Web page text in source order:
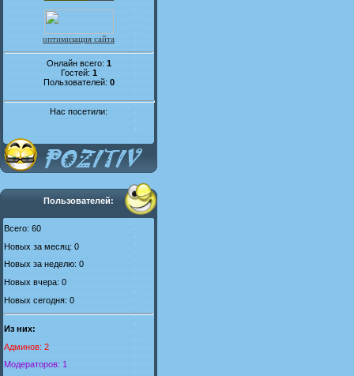
оптимизация сайта
Онлайн всего: 1
Гостей: 1
Пользователей: 0
Нас посетили:
Пользователей:
Всего: 60
Новых за месяц: 0
Новых за неделю: 0
Новых вчера: 0
Новых сегодня: 0
Из них:
Админов: 2
Модераторов: 1